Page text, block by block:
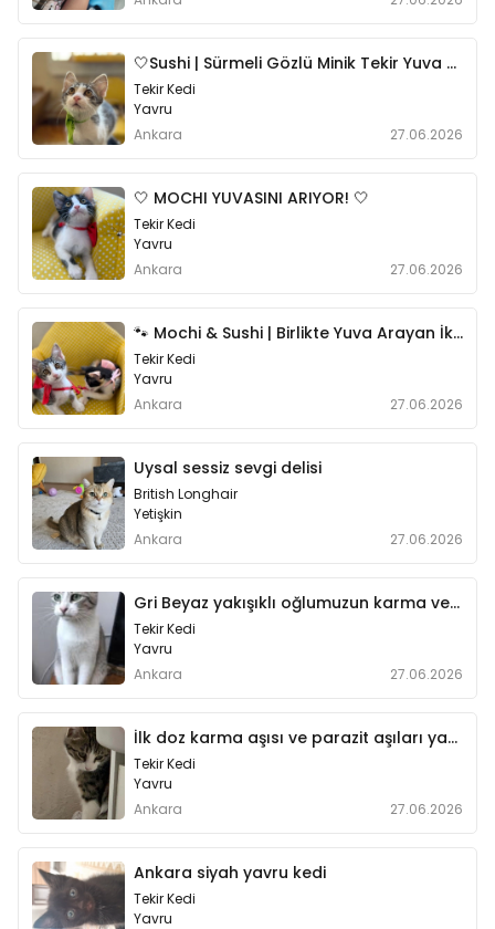
🤍Sushi | Sürmeli Gözlü Minik Tekir Yuva Arıyor
Tekir Kedi
Yavru
Ankara
27.06.2026
🤍 MOCHI YUVASINI ARIYOR! 🤍
Tekir Kedi
Yavru
Ankara
27.06.2026
🐾 Mochi & Sushi | Birlikte Yuva Arayan İki Kardeş 🤍
Tekir Kedi
Yavru
Ankara
27.06.2026
Uysal sessiz sevgi delisi
British Longhair
Yetişkin
Ankara
27.06.2026
Gri Beyaz yakışıklı oğlumuzun karma ve parazit aşıları yapıldı
Tekir Kedi
Yavru
Ankara
27.06.2026
İlk doz karma aşısı ve parazit aşıları yapıldı
Tekir Kedi
Yavru
Ankara
27.06.2026
Ankara siyah yavru kedi
Tekir Kedi
Yavru